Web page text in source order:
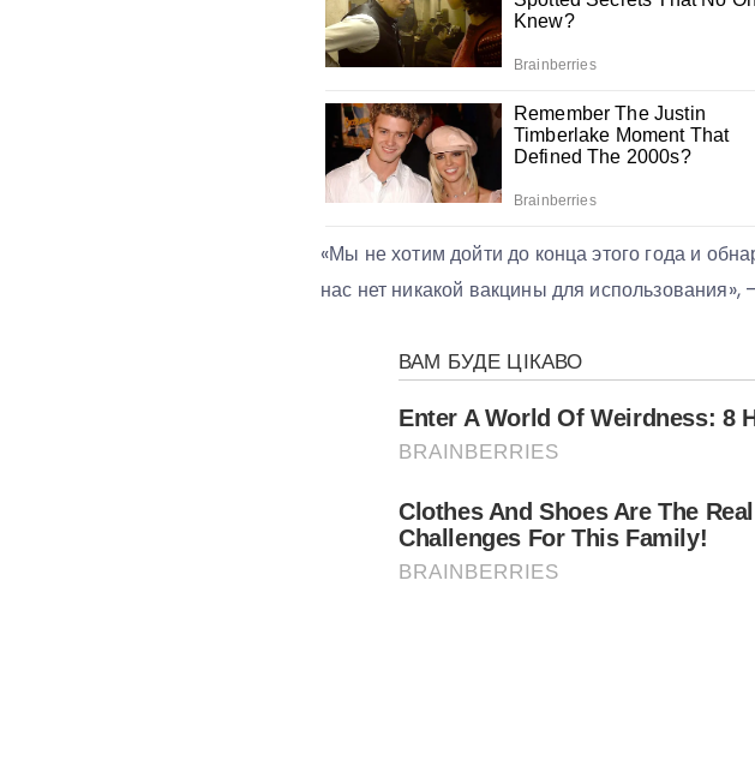
«Мы не хотим дойти до конца этого года и
нас нет никакой вакцины для